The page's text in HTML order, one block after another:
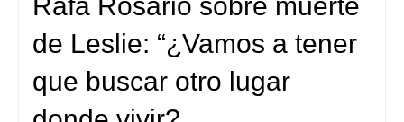
de Leslie: “¿Vamos a tener
que buscar otro lugar